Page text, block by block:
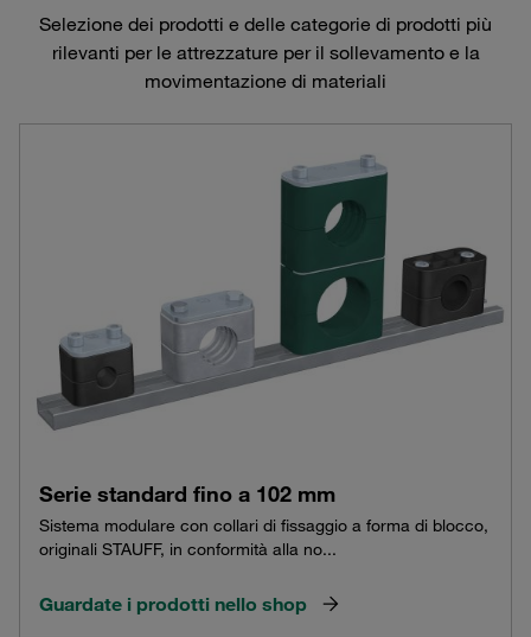
Selezione dei prodotti e delle categorie di prodotti più
rilevanti per le attrezzature per il sollevamento e la
movimentazione di materiali
Serie standard fino a 102 mm
Sistema modulare con collari di fissaggio a forma di blocco,
originali STAUFF, in conformità alla no...
Guardate i prodotti nello shop